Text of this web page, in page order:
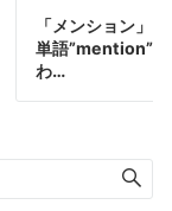
「メンション」
単語”mention”
わ…